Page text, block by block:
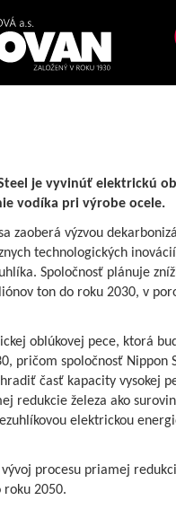
je vyvinúť elektrickú
vodíka pri výrobe ocele.
zaoberá výzvou
technologických inovácií
Spoločnosť plánuje
ton do roku 2030, v
oblúkovej pece, ktorá
pričom spoločnosť Nippon
časť kapacity vysokej
redukcie železa ako
elektrickou
procesu priamej
roku 2050.